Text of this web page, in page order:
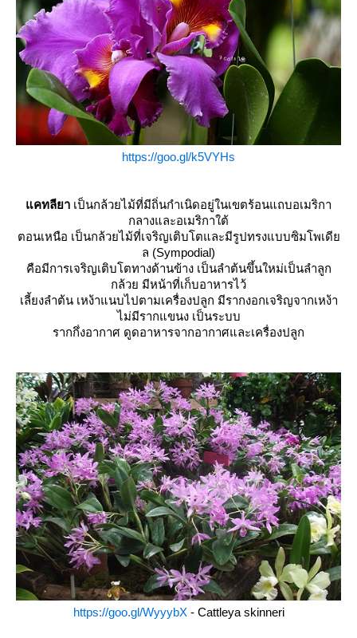
https://goo.gl/k5VYHs
คทลียา เป็นกล้วยไม้ที่มีถิ่นกำเนิดอยู่ในเขตร้อนแถบอเมริกา
กลางและอเมริกาใต้
ตอนเหนือ เป็นกล้วยไม้ที่เจริญเติบโตและมีรูปทรงแบบซิมโพเดี
ล (Sympodial)
คือมีการเจริญเติบโตทางด้านข้าง เป็นลำต้นขึ้นใหม่เป็นลำลูก
กล้วย มีหน้าที่เก็บอาหารไว้
เลี้ยงลำต้น เหง้าแนบไปตามเครื่องปลูก มีรากงอกเจริญจากเหง้า
ไม่มีรากแขนง เป็นระบบ
รากกึ่งอากาศ ดูดอาหารจากอากาศและเครื่องปลูก
https://goo.gl/WyyybX- Cattleya skinneri